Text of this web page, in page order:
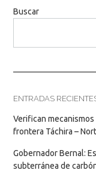
Buscar
ENTRADAS
Verifican
frontera Táchira –
Gobernador Bernal:
subterránea de